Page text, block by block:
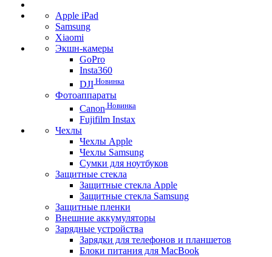
Apple iPad
Samsung
Xiaomi
Экшн-камеры
GoPro
Insta360
DJI Новинка
Фотоаппараты
Canon Новинка
Fujifilm Instax
Чехлы
Чехлы Apple
Чехлы Samsung
Сумки для ноутбуков
Защитные стекла
Защитные стекла Apple
Защитные стекла Samsung
Защитные пленки
Внешние аккумуляторы
Зарядные устройства
Зарядки для телефонов и планшетов
Блоки питания для MacBook